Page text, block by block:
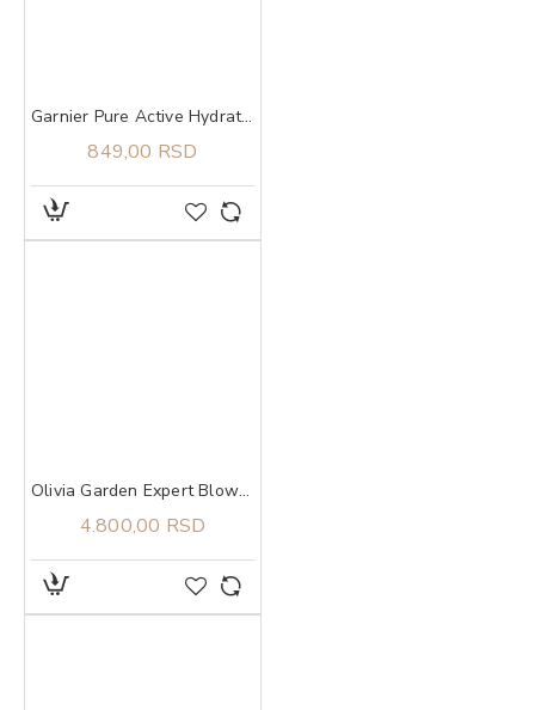
Garnier Pure Active Hydrating Deep Cleanser gel za čišćenje lica 250 ml
849,00 RSD
Olivia Garden Expert Blowout Shine White&Grey 65
4.800,00 RSD